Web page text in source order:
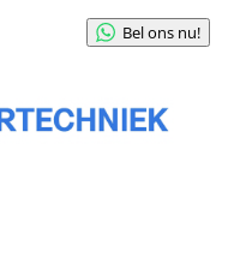
Bel ons nu!